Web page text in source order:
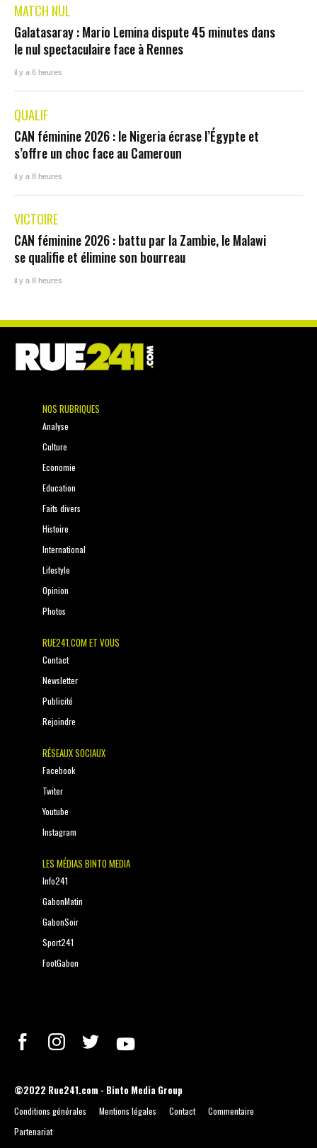
MATCH NUL
Galatasaray : Mario Lemina dispute 45 minutes dans
le nul spectaculaire face à Rennes
il y a 6 heures
QUALIF
CAN féminine 2026 : le Nigeria écrase l’Égypte et
s’offre un choc face au Cameroun
il y a 8 heures
VICTOIRE
CAN féminine 2026 : battu par la Zambie, le Malawi
se qualifie et élimine son bourreau
il y a 8 heures
NOS RUBRIQUES
Analyse
Culture
Economie
Education
Faits divers
Histoire
International
Lifestyle
Opinion
Photos
RUE241.COM ET VOUS
Contact
Newsletter
Publicité
Rejoindre
RÉSEAUX SOCIAUX
Facebook
Twiter
Youtube
Instagram
LES MÉDIAS BINTO MEDIA
Info241
GabonMatin
GabonSoir
Sport241
FootGabon
©2022 Rue241.com - Binto Media Group
Conditions générales Mentions légales Contact
Commentaire
Partenariat